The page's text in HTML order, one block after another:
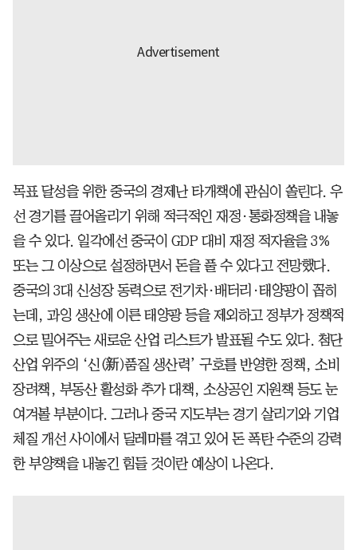
목표 달성을 위한 중국의 경제난 타개책에 관심이 쏠린다. 우
선 경기를 끌어올리기 위해 적극적인 재정·통화정책을 내놓
을 수 있다. 일각에선 중국이 GDP 대비 재정 적자율을 3%
또는 그 이상으로 설정하면서 돈을 풀 수 있다고 전망했다.
중국의 3대 신성장 동력으로 전기차·배터리·태양광이 꼽히
는데, 과잉 생산에 이른 태양광 등을 제외하고 정부가 정책적
으로 밀어주는 새로운 산업 리스트가 발표될 수도 있다. 첨단
산업 위주의 ‘신(新)품질 생산력’ 구호를 반영한 정책, 소비
장려책, 부동산 활성화 추가 대책, 소상공인 지원책 등도 눈
여겨볼 부분이다. 그러나 중국 지도부는 경기 살리기와 기업
체질 개선 사이에서 딜레마를 겪고 있어 돈 폭탄 수준의 강력
한 부양책을 내놓긴 힘들 것이란 예상이 나온다.